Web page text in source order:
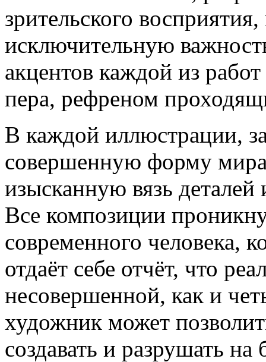
зрительского
исключительную
акцентов каждой из
пера, рефреном
В каждой иллюстрации,
совершенную форму
изысканную вязь
Все композиции
современного человека,
отдаёт себе отчёт, что
несовершенной, как и
художник может
создавать и разрушать